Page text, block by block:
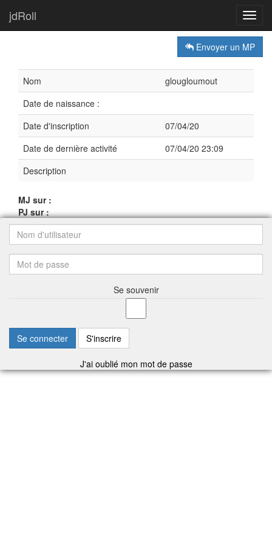
jdRoll
Envoyer un MP
Nom
glougloumout
Date de naissance :
Date d'inscription
07/04/20
Date de dernière activité
07/04/20 23:09
Description
MJ sur :
PJ sur :
Se souvenir
Se connecter S'inscrire
J'ai oublié mon mot de passe